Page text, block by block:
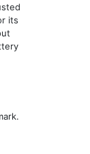
its